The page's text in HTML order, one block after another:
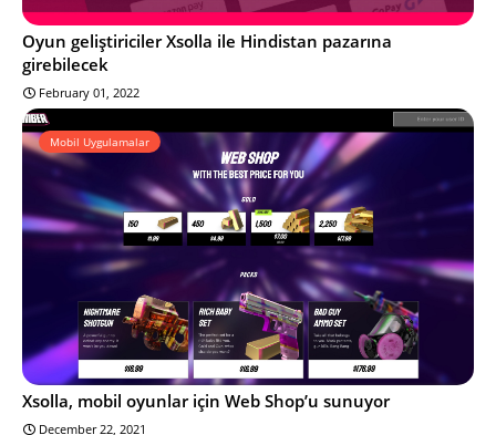
Oyun geliştiriciler Xsolla ile Hindistan pazarına
girebilecek
February 01, 2022
Mobil Uygulamalar
Xsolla, mobil oyunlar için Web Shop’u sunuyor
December 22, 2021